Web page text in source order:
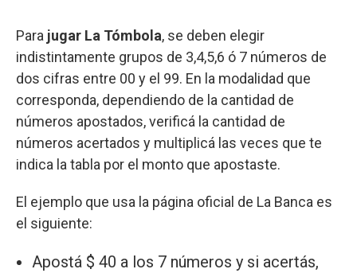
Para jugar La Tómbola, se deben elegir
indistintamente grupos de 3,4,5,6 ó 7 números de
dos cifras entre 00 y el 99. En la modalidad que
corresponda, dependiendo de la cantidad de
números apostados, verificá la cantidad de
números acertados y multiplicá las veces que te
indica la tabla por el monto que apostaste.
El ejemplo que usa la página oficial de La Banca es
el siguiente:
Apostá $ 40 a los 7 números y si acertás,